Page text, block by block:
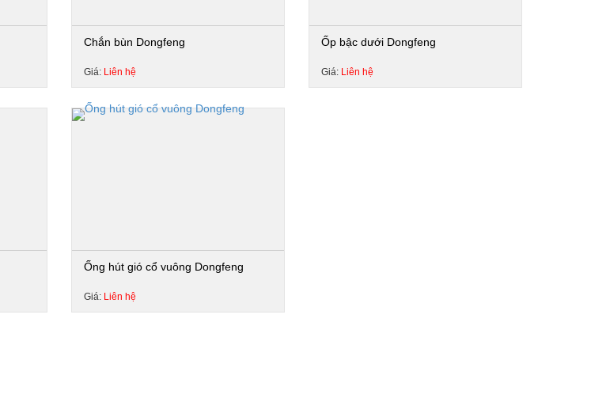
Chắn bùn Dongfeng
Giá: Liên hệ
Ốp bậc dưới Dongfeng
Giá: Liên hệ
Ống hút gió cổ vuông Dongfeng
Giá: Liên hệ